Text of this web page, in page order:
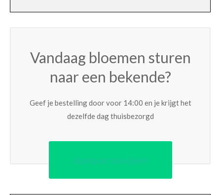
Vandaag bloemen sturen
naar een bekende?
Geef je bestelling door voor 14:00 en je krijgt het
dezelfde dag thuisbezorgd
Aanbod bekijken